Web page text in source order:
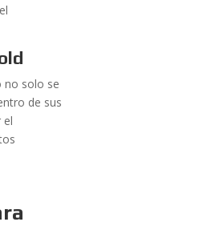
no solo se
de sus
el